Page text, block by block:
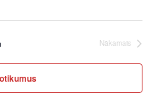
Nākamais